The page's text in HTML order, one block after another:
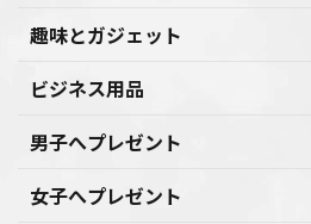
趣味とガジェット
ビジネス用品
男子へプレゼント
女子へプレゼント